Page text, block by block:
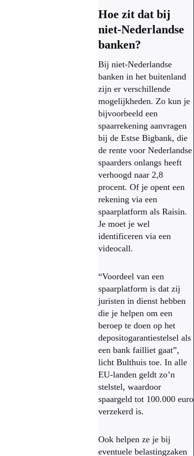
Hoe zit dat bij
niet-Nederlandse
banken?
Bij niet-Nederlandse
banken in het buitenland
zijn er verschillende
mogelijkheden. Zo kun je
bijvoorbeeld een
spaarrekening aanvragen
bij de Estse Bigbank, die
de rente voor Nederlandse
spaarders onlangs heeft
verhoogd naar 2,8
procent. Of je opent een
rekening via een
spaarplatform als Raisin.
Je moet je wel
identificeren via een
videocall.
“Voordeel van een
spaarplatform is dat zij
juristen in dienst hebben
die je helpen om een
beroep te doen op het
depositogarantiestelsel als
een bank failliet gaat”,
licht Bulthuis toe. In alle
EU-landen geldt zo’n
stelstel, waardoor
spaargeld tot 100.000 euro
verzekerd is.
Ook helpen ze je bij
eventuele belastingzaken